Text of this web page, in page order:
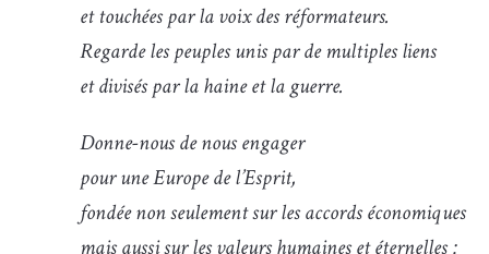
et touchées par la voix des réformateurs.
Regarde les peuples unis par de multiples liens
et divisés par la haine et la guerre.
Donne-nous de nous engager
pour une Europe de l’Esprit,
fondée non seulement sur les accords économiques
mais aussi sur les valeurs humaines et éternelles :